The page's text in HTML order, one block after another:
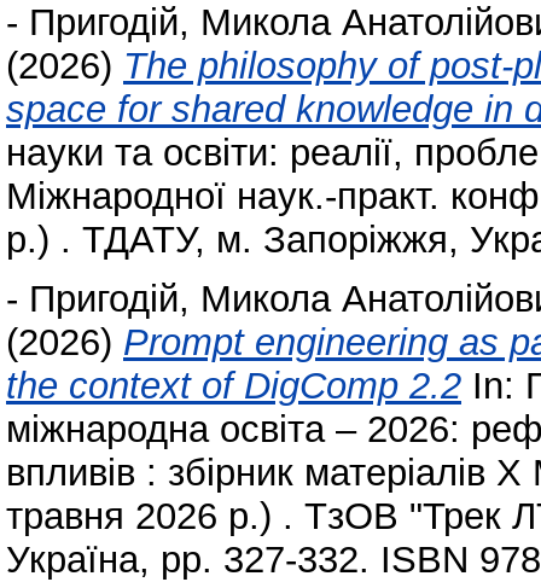
- Пригодій, Микола
(2026) The philosophy of post-
space for shared knowledge in
науки та освіти: реалії,
Міжнародної наук.-практ.
р.) . ТДАТУ, м. Запоріжжя,
- Пригодій, Микола
(2026) Prompt engineering as
the context of DigComp 2.2 In:
міжнародна освіта – 2026:
впливів : збірник
травня 2026 р.) . ТзОВ "Трек
Україна, pp. 327-332. ISBN